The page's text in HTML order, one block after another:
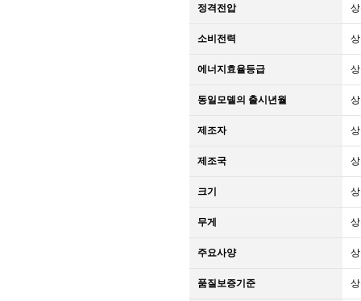
정격전압
소비전력
에너지효율등급
동일모델의 출시년월
제조자
제조국
크기
무게
주요사양
품질보증기준